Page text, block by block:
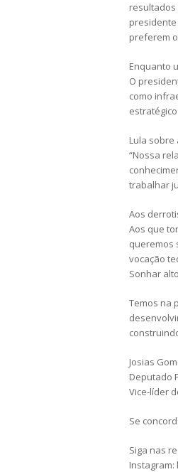
resultados
preferem
Enquanto
O
como
Lula sobre
“Nossa
trabalhar
Aos
Aos que
queremos
vocação
Sonhar
Temos na
Josias
Deputado
Vice-líder
Se
Siga nas